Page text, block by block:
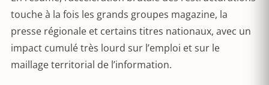
touche à la fois les grands groupes magazine, la
presse régionale et certains titres nationaux, avec un
impact cumulé très lourd sur l’emploi et sur le
maillage territorial de l’information.